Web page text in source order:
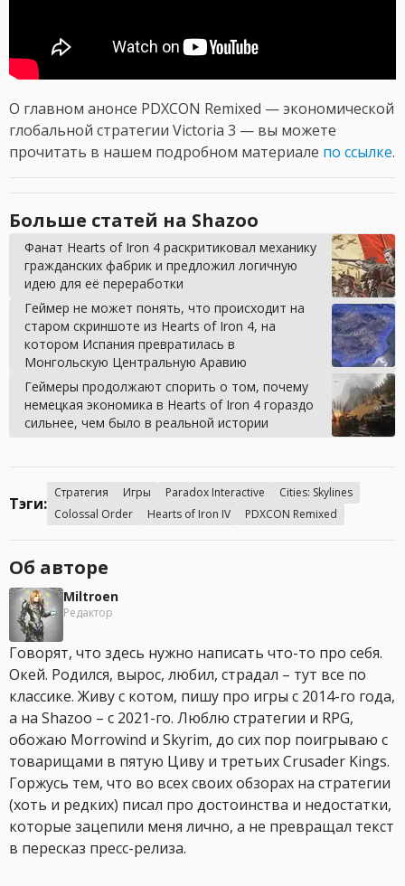
О главном анонсе PDXCON Rеmixed — экономической
глобальной стратегии Victoria 3 — вы можете
прочитать в нашем подробном материале по ссылке.
Больше статей на Shazoo
Фанат Hearts of Iron 4 раскритиковал механику
гражданских фабрик и предложил логичную
идею для её переработки
Геймер не может понять, что происходит на
старом скриншоте из Hearts of Iron 4, на
котором Испания превратилась в
Монгольскую Центральную Аравию
Геймеры продолжают спорить о том, почему
немецкая экономика в Hearts of Iron 4 гораздо
сильнее, чем было в реальной истории
Тэги:
Стратегия Игры Paradox Interactive
Cities: Skylines
Colossal Order
Hearts of Iron IV PDXCON Remixed
Об авторе
Miltroen
Редактор
Говорят, что здесь нужно написать что-то про себя.
Окей. Родился, вырос, любил, страдал – тут все по
классике. Живу с котом, пишу про игры с 2014-го года,
а на Shazoo – с 2021-го. Люблю стратегии и RPG,
обожаю Morrowind и Skyrim, до сих пор поигрываю с
товарищами в пятую Циву и третьих Crusader Kings.
Горжусь тем, что во всех своих обзорах на стратегии
(хоть и редких) писал про достоинства и недостатки,
которые зацепили меня лично, а не превращал текст
в пересказ пресс-релиза.